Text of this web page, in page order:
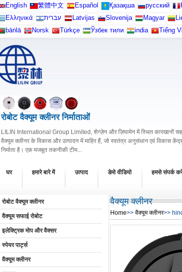
English 繁體中文 Español Қазақша русский
Ελληνικά
עברית Latvijas Slovenija Magyar
bāṅlā
Norsk Türkçe Ўзбек тили india Tiếng
रोबोट वैक्यूम क्लीनर निर्माताओं
LILIN International Group Limited, शेन्ज़ेन और ज़ियामेन में स्थित कारखानों
वैक्यूम क्लीनर के विकास और उत्पादन में माहिर हैं, जो स्वतंत्र अनुसंधान एवं विकास
निर्माता है। एक मजबूत तकनीकी टीम...
घर हमारे बारे में उत्पाद डेमो वीडियो हमसे संपर्क
रोबोट वैक्यूम क्लीनर
वैक्यूम सफाई रोबोट
इलेक्ट्रिक मोप और वैक्सर
स्पेयर पार्ट्स
वैक्यूम क्लीनर
वैक्यूम क्लीनर
Home>> वैक्यूम क्लीनर>>